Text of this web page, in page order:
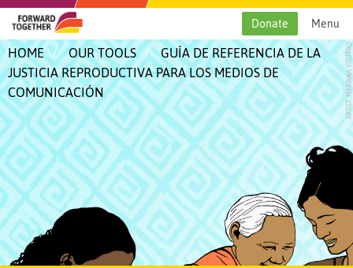
Skip
content
Menu
Donate
HOME OUR TOOLS
GUÍA DE REFERENCIA DE LA
JUSTICIA REPRODUCTIVA PARA LOS MEDIOS DE
COMUNICACIÓN
ARTIST: MARIANA VITURRO